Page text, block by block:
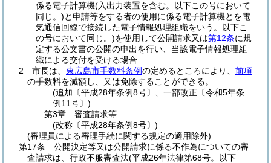
係る電子計算機(入出力装置を含む。以下この号において
同じ。)と申請等をする者の使用に係る電子計算機とを電
気通信回線で接続した電子情報処理組織をいう。以下こ
の号において同じ。)を使用して公開請求又は第12条に規
定する公文書の公開の申出を行い、当該電子情報処理組
織による交付を受ける場合
2
市長は、 東広島市手数料条例の定めるところにより、 前項
の手数料を減額し、又は免除することができる。
(追加〔平成28年条例8号〕、一部改正〔令和5年条
例11号〕)
第3章
審査請求等
(改称〔平成28年条例8号〕)
(審理員による審理手続に関する規定の適用除外)
第17条
公開決定等又は公開請求に係る不作為についての審
査請求は、行政不服審査法(平成26年法律第68号。以下